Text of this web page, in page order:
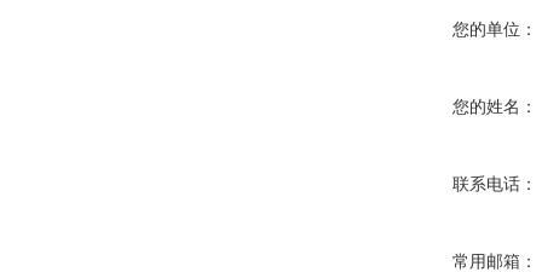
您的单位：
您的姓名：
联系电话：
常用邮箱：